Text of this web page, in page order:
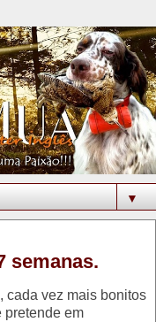
▼
semanas.
cada vez mais bonitos
pretende em